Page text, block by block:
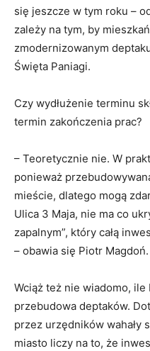
się jeszcze w tym roku –
zależy na tym, by
zmodernizowanym
Święta Paniagi.
Czy wydłużenie terminu
termin zakończenia prac?
– Teoretycznie nie. W
ponieważ
mieście, dlatego mogą
Ulica 3 Maja, nie ma co
zapalnym”, który całą
– obawia się Piotr Magdoń.
Wciąż też nie wiadomo, ile
przebudowa deptaków.
przez urzędników wahały
miasto liczy na to, że